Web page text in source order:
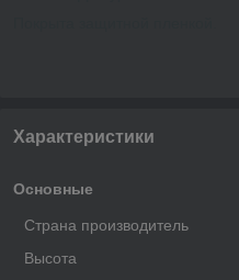
Характеристики
Основные
Страна производитель
Высота